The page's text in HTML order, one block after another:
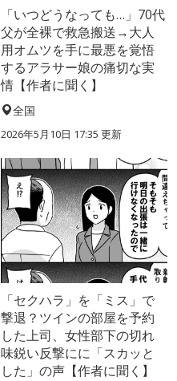
「いつどうなっても…」70代
父が全裸で救急搬送→大人
用オムツを手に最悪を覚悟
するアラサー娘の痛切な実
情【作者に聞く】
全国
2026年5月10日 17:35 更新
「セクハラ」を「ミス」で
撃退？ツインの部屋を予約
した上司、女性部下の切れ
味鋭い反撃にに「スカッと
した」の声【作者に聞く】